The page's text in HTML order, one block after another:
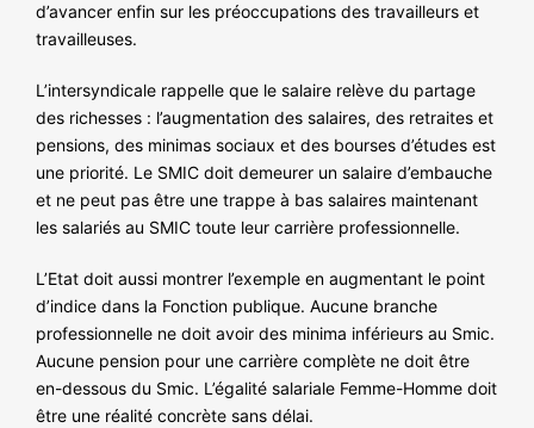
d’avancer enfin sur les préoccupations des travailleurs et
travailleuses.
L’intersyndicale rappelle que le salaire relève du partage
des richesses : l’augmentation des salaires, des retraites et
pensions, des minimas sociaux et des bourses d’études est
une priorité. Le SMIC doit demeurer un salaire d’embauche
et ne peut pas être une trappe à bas salaires maintenant
les salariés au SMIC toute leur carrière professionnelle.
L’Etat doit aussi montrer l’exemple en augmentant le point
d’indice dans la Fonction publique. Aucune branche
professionnelle ne doit avoir des minima inférieurs au Smic.
Aucune pension pour une carrière complète ne doit être
en-dessous du Smic. L’égalité salariale Femme-Homme doit
être une réalité concrète sans délai.